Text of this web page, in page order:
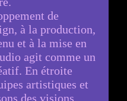
de
à la production,
et à la mise en
agit comme un
En étroite
artistiques et
des visions